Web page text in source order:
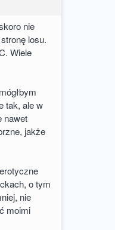
nie
losu.
Wiele
tak, ale w
nawet
jakże
o tym
nie
moimi